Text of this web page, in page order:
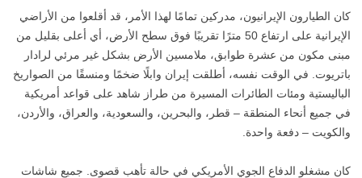
كان الطيارون الإيرانيون، مدركين تمامًا لهذا الأمر، قد أقلعوا من الأراضي
الإيرانية على ارتفاع 50 مترًا تقريبًا فوق سطح الأرض، أي أعلى بقليل من
مبنى مكون من عشرة طوابق، ملامسين الأرض بشكل غير مرئي لرادار
باتريوت. في الوقت نفسه، أطلقت إيران وابلًا ضخمًا ومنسقًا من الصواريخ
الباليستية ومئات الطائرات المسيرة من طراز شاهد على قواعد أمريكية
في جميع أنحاء المنطقة – قطر، والبحرين، والسعودية، والعراق، والأردن،
والكويت – دفعة واحدة.
كان مشغلو الدفاع الجوي الأمريكي في حالة تأهب قصوى. جميع شاشات